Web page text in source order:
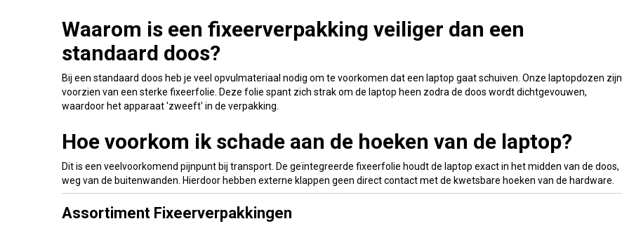
Waarom is een fixeerverpakking veiliger dan een
standaard doos?
Bij een standaard doos heb je veel opvulmateriaal nodig om te voorkomen dat een laptop gaat schuiven. Onze laptopdozen zijn
voorzien van een sterke fixeerfolie. Deze folie spant zich strak om de laptop heen zodra de doos wordt dichtgevouwen,
waardoor het apparaat 'zweeft' in de verpakking.
Hoe voorkom ik schade aan de hoeken van de laptop?
Dit is een veelvoorkomend pijnpunt bij transport. De geïntegreerde fixeerfolie houdt de laptop exact in het midden van de doos,
weg van de buitenwanden. Hierdoor hebben externe klappen geen direct contact met de kwetsbare hoeken van de hardware.
Assortiment Fixeerverpakkingen